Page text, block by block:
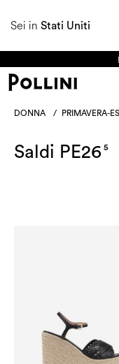
Sei in Stati Uniti
AUTUNNO/INVERNO
DONNA / PRIMAVERA-
Saldi PE26 5